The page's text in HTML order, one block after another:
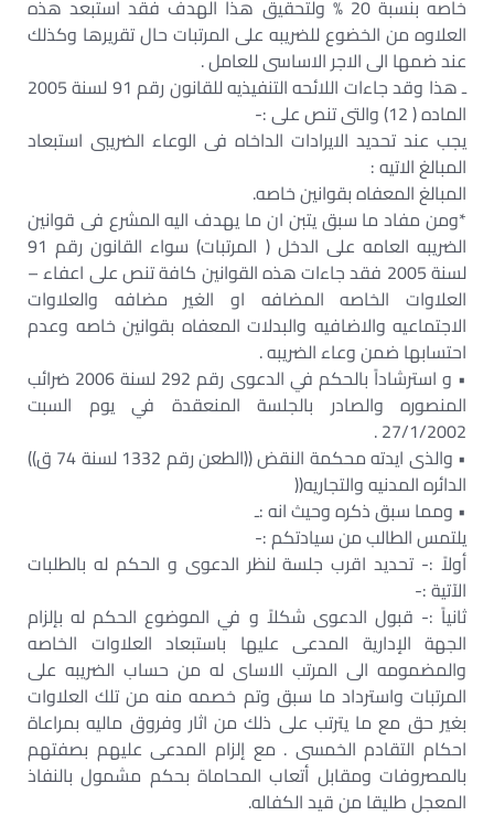
خاصه بنسبة 20 % ولتحقيق هذا الهدف فقد استبعد هذه
العلاوه من الخضوع للضريبه على المرتبات حال تقريرها وكذلك
عند ضمها الى الاجر الاساسى للعامل .
ـ هذا وقد جاءات اللائحه التنفيذيه للقانون رقم 91 لسنة 2005
الماده ( 12) والتى تنص على :-
يجب عند تحديد الايرادات الداخاه فى الوعاء الضريبى استبعاد
المبالغ الاتيه :
المبالغ المعفاه بقوانين خاصه.
*ومن مفاد ما سبق يتبن ان ما يهدف اليه المشرع فى قوانين
الضريبه العامه على الدخل ( المرتبات) سواء القانون رقم 91
لسنة 2005 فقد جاءات هذه القوانين كافة تنص على اعفاء –
العلاوات الخاصه المضافه او الغير مضافه والعلاوات
الاجتماعيه والاضافيه والبدلات المعفاه بقوانين خاصه وعدم
احتسابها ضمن وعاء الضريبه .
• و استرشاداً بالحكم في الدعوى رقم 292 لسنة 2006 ضرائب
المنصوره والصادر بالجلسة المنعقدة في يوم السبت
27/1/2002 .
• والذى ايدته محكمة النقض ((الطعن رقم 1332 لسنة 74 ق))
الدائره المدنيه والتجاريه((
• ومما سبق ذكره وحيث انه :ـ
يلتمس الطالب من سيادتكم :-
أولاً :- تحديد اقرب جلسة لنظر الدعوى و الحكم له بالطلبات
الآتية :-
ثانياً :- قبول الدعوى شكلاً و في الموضوع الحكم له بإلزام
الجهة الإدارية المدعى عليها باستبعاد العلاوات الخاصه
والمضمومه الى المرتب الاساى له من حساب الضريبه على
المرتبات واسترداد ما سبق وتم خصمه منه من تلك العلاوات
بغير حق مع ما يترتب على ذلك من اثار وفروق ماليه بمراعاة
احكام التقادم الخمسى . مع إلزام المدعى عليهم بصفتهم
بالمصروفات ومقابل أتعاب المحاماة بحكم مشمول بالنفاذ
المعجل طليقا من قيد الكفاله.